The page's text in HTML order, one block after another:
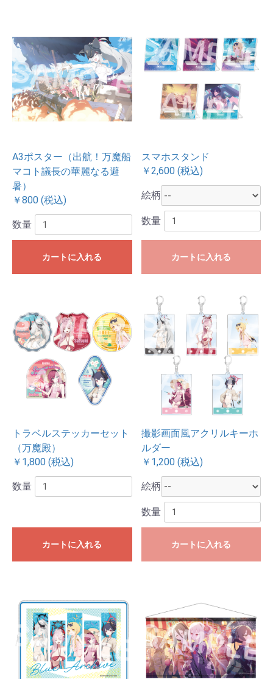
A3ポスター（出航！万魔船
マコト議長の華麗なる避
暑）
￥800 (税込)
数量
カートに入れる
スマホスタンド
￥2,600 (税込)
絵柄
数量
カートに入れる
トラベルステッカーセット
（万魔殿）
￥1,800 (税込)
数量
カートに入れる
撮影画面風アクリルキーホ
ルダー
￥1,200 (税込)
絵柄
数量
カートに入れる